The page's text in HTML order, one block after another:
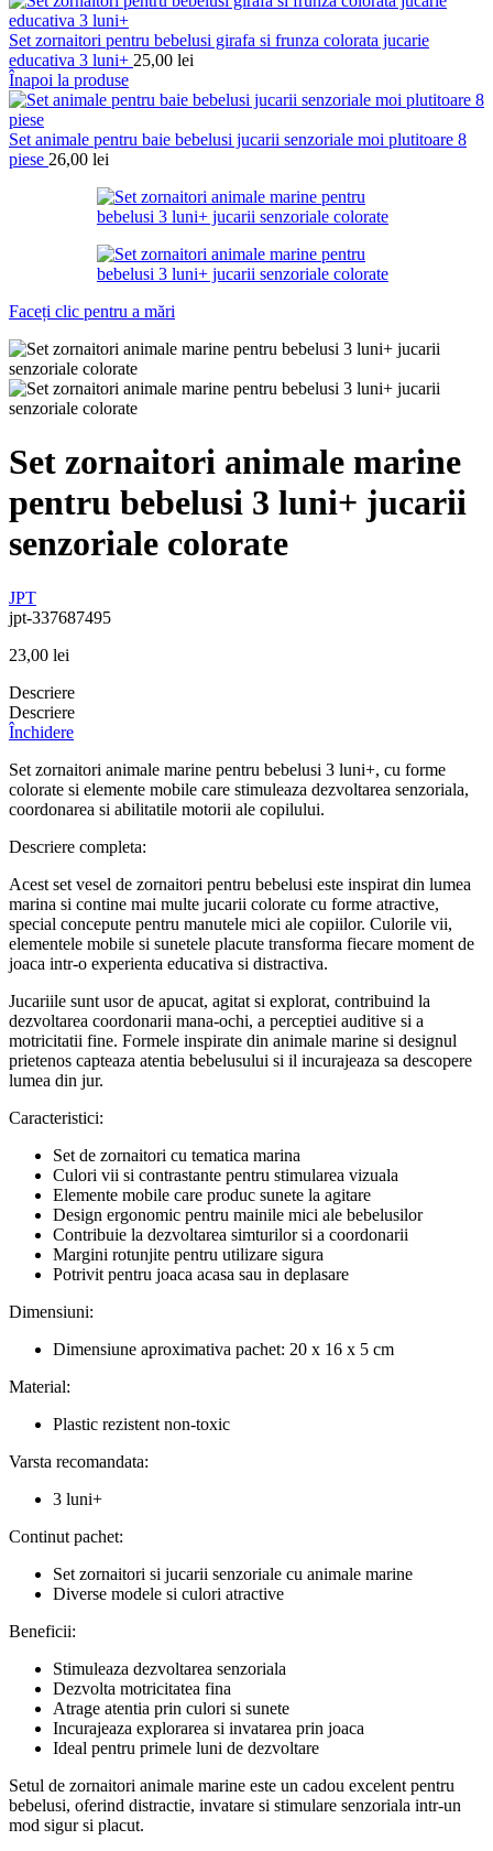
Set zornaitori pentru bebelusi girafa si frunza colorata jucarie
educativa 3 luni+ 25,00 lei
Înapoi la produse
Set animale pentru baie bebelusi jucarii senzoriale moi plutitoare 8
piese 26,00 lei
Faceți clic pentru a mări
Set zornaitori animale marine
pentru bebelusi 3 luni+ jucarii
senzoriale colorate
JPT
jpt-337687495
23,00 lei
Descriere
Descriere
Închidere
Set zornaitori animale marine pentru bebelusi 3 luni+, cu forme
colorate si elemente mobile care stimuleaza dezvoltarea senzoriala,
coordonarea si abilitatile motorii ale copilului.
Descriere completa:
Acest set vesel de zornaitori pentru bebelusi este inspirat din lumea
marina si contine mai multe jucarii colorate cu forme atractive,
special concepute pentru manutele mici ale copiilor. Culorile vii,
elementele mobile si sunetele placute transforma fiecare moment de
joaca intr-o experienta educativa si distractiva.
Jucariile sunt usor de apucat, agitat si explorat, contribuind la
dezvoltarea coordonarii mana-ochi, a perceptiei auditive si a
motricitatii fine. Formele inspirate din animale marine si designul
prietenos capteaza atentia bebelusului si il incurajeaza sa descopere
lumea din jur.
Caracteristici:
Set de zornaitori cu tematica marina
Culori vii si contrastante pentru stimularea vizuala
Elemente mobile care produc sunete la agitare
Design ergonomic pentru mainile mici ale bebelusilor
Contribuie la dezvoltarea simturilor si a coordonarii
Margini rotunjite pentru utilizare sigura
Potrivit pentru joaca acasa sau in deplasare
Dimensiuni:
Dimensiune aproximativa pachet: 20 x 16 x 5 cm
Material:
Plastic rezistent non-toxic
Varsta recomandata:
3 luni+
Continut pachet:
Set zornaitori si jucarii senzoriale cu animale marine
Diverse modele si culori atractive
Beneficii:
Stimuleaza dezvoltarea senzoriala
Dezvolta motricitatea fina
Atrage atentia prin culori si sunete
Incurajeaza explorarea si invatarea prin joaca
Ideal pentru primele luni de dezvoltare
Setul de zornaitori animale marine este un cadou excelent pentru
bebelusi, oferind distractie, invatare si stimulare senzoriala intr-un
mod sigur si placut.